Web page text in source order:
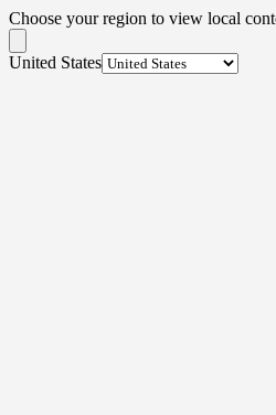
Choose your region to view local
United States